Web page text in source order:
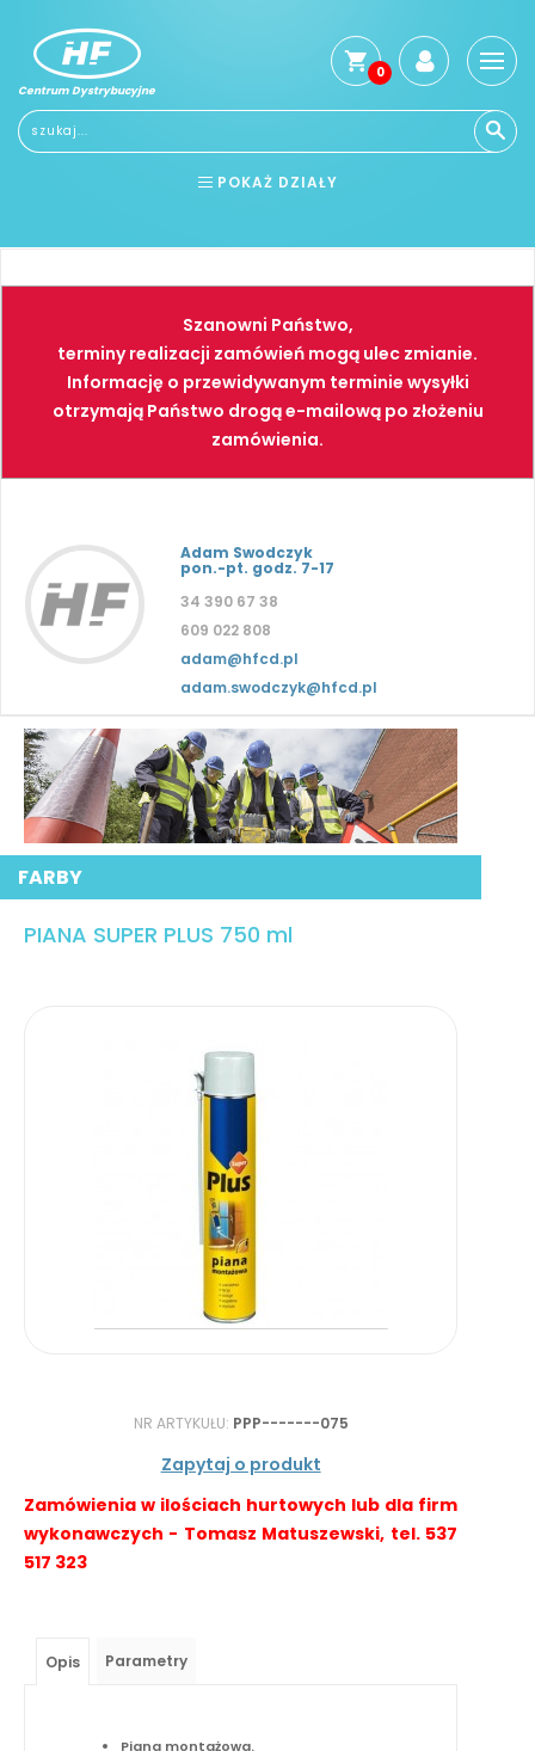
Centrum Dystrybucyjne
0
POKAŻ DZIAŁY
NARZĘDZIA SPAWALNICTWO
FARBY PNEUMATYKA
Szanowni Państwo,
terminy realizacji zamówień mogą ulec zmianie.
Informację o przewidywanym terminie wysyłki
otrzymają Państwo drogą e-mailową po złożeniu
zamówienia.
Adam Swodczyk
pon.-pt. godz. 7-17
34 390 67 38
609 022 808
adam@hfcd.pl
adam.swodczyk@hfcd.pl
FARBY
PIANA SUPER PLUS 750 ml
NR ARTYKUŁU: PPP-------075
Zapytaj o produkt
Zamówienia w ilościach hurtowych lub dla firm
wykonawczych - Tomasz Matuszewski, tel. 537
517 323
Opis Parametry
Piana montażowa.